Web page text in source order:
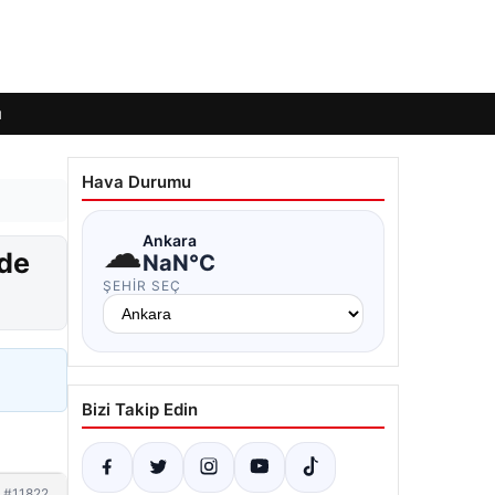
Hava Durumu
☁Ankara
NaN°C
ŞEHIR SEÇ
Bizi Takip Edin